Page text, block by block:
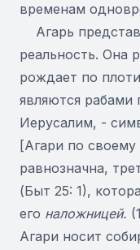
временам
Агарь
реальность. Она
рождает по
являются
Иерусалим, -
[Агари по
равнозначна,
(Быт 25: 1),
его наложницей.
Агари носит